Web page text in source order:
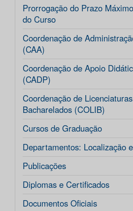
Prorrogação do Prazo
do Curso
Coordenação de
(CAA)
Coordenação de Apoio
(CADP)
Coordenação de
Bacharelados (COLIB)
Cursos de Graduação
Departamentos: Localização
Publicações
Diplomas e Certificados
Documentos Oficiais